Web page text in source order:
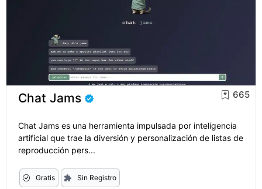
Chat Jams 665
Chat Jams es una herramienta impulsada por inteligencia
artificial que trae la diversión y personalización de listas de
reproducción pers...
Gratis Sin Registro